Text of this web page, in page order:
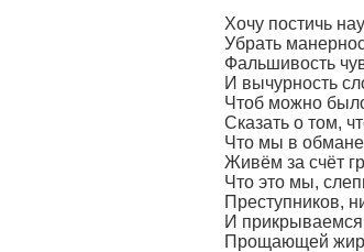
Хочу постичь
Убрать
Фальшивость
И вычурность
Чтоб можно
Сказать о том,
Что мы в
Живём за счёт
Что это мы,
Преступников,
И
Прощающей